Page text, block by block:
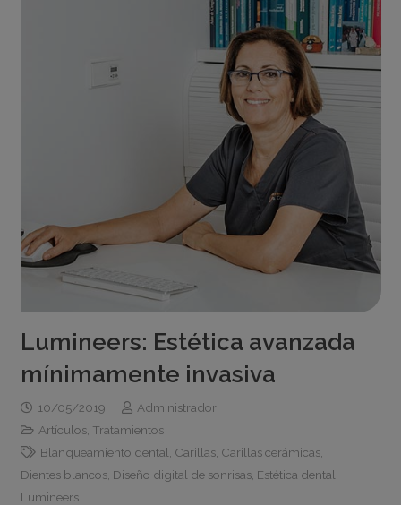
Lumineers: Estética avanzada
mínimamente invasiva
10/05/2019
Administrador
Artículos, Tratamientos
Blanqueamiento dental Carillas, Carillas cerámicas,
Dientes blancos, Diseño digital de sonrisas, Estética dental
Lumineers